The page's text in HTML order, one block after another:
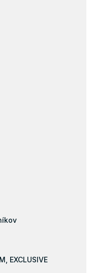
90x200
- 100 kg
EXCLUSIVE